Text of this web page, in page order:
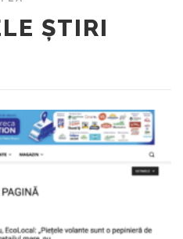
ȘTIRI